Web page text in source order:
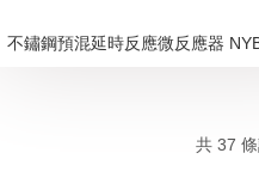
不鏽鋼預混延時反應微反應器
共 37